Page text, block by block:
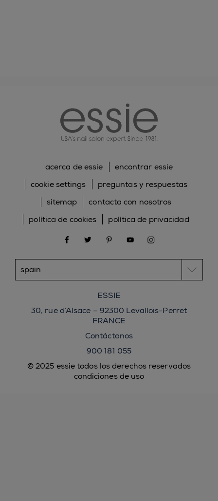
© 2025 essie todos los derechos reservados
condiciones de uso
acerca de essie
encontrar essie
cookie settings
preguntas y respuestas
sitemap
contacta con nosotros
política de cookies
política de privacidad
facebooktwitter pinterestyoutubeinstagram
ESSIE
30, rue d’Alsace – 92300 Levallois-Perret
FRANCE
Contáctanos
900 181 055